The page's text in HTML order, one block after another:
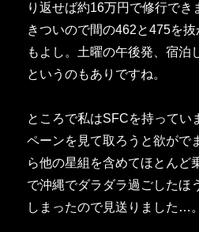
り返せば約16万円で修行でき
きついので間の462と475を
もよし。土曜の午後発、宿泊
というのもありですね。
ところで私はSFCを持ってい
ペーンを見て取ろうと欲がで
ら他の星組を含めてほとんど
で沖縄でダラダラ過ごしたほ
しまったので見送りました…。